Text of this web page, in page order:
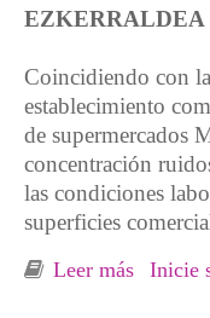
Coincidiendo con
establecimiento
de supermercados
concentración
las condiciones
superficies
Leer más sobre
Inicie